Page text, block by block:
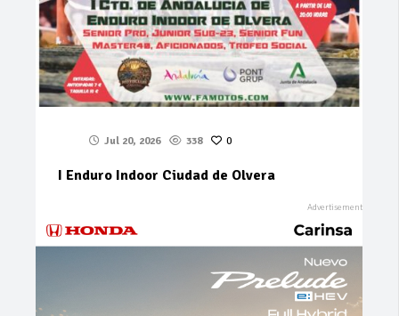
Jul 20, 2026 338 0
I Enduro Indoor Ciudad de Olvera